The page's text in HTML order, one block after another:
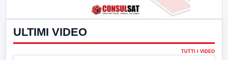
ULTIMI VIDEO
TUTTI I VIDEO